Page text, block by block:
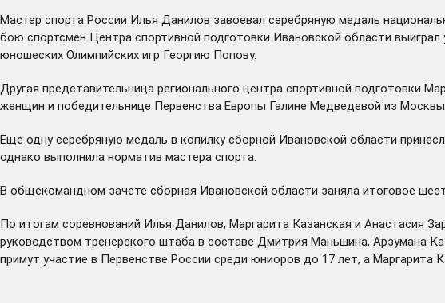
Мастер спорта России Илья Данилов завоевал серебряную медаль
бою спортсмен Центра спортивной подготовки Ивановской области
юношеских Олимпийских игр Георгию Попову.
Другая представительница регионального центра спортивной подготовки
женщин и победительнице Первенства Европы Галине Медведевой из Москвы.
Еще одну серебряную медаль в копилку сборной Ивановской области
однако выполнила норматив мастера спорта.
В общекомандном зачете сборная Ивановской области заняла итоговое
По итогам соревнований Илья Данилов, Маргарита Казанская и Анастасия
руководством тренерского штаба в составе Дмитрия Маньшина, Арзумана
примут участие в Первенстве России среди юниоров до 17 лет, а Маргарита